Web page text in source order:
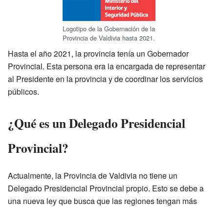
Logotipo de la Gobernación de la
Provincia de Valdivia hasta 2021.
Hasta el año 2021, la provincia tenía un Gobernador
Provincial. Esta persona era la encargada de representar
al Presidente en la provincia y de coordinar los servicios
públicos.
¿Qué es un Delegado Presidencial
Provincial?
Actualmente, la Provincia de Valdivia no tiene un
Delegado Presidencial Provincial propio. Esto se debe a
una nueva ley que busca que las regiones tengan más